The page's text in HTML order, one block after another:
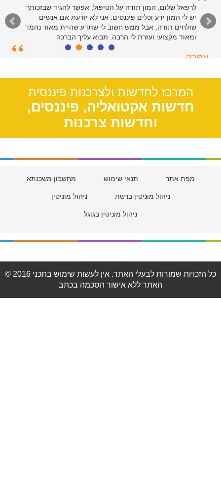
לרפאל שלום, המון תודה על הטיפול, אפשר להגיד שבזכותך
יש לי המון ידע וכלים פיננסים. אני לא יודעת אם אנשים
שולחים תודה, אבל ממש חשוב לי שתדע שהיית מאוד נחמד
ומאוד מקצועי ועזרת לי הרבה. תבוא עליך הברכה
עפרה
המרכז לחדשות ולצרכנות פיננסית
חדשות אקטואליה, פיננסים,
וחדשות צרכנות
מפת אתר תנאי שימוש מחשבון משכנתא
ניהול מוניטין ברשת ניהול מוניטין
ניהול מוניטין בגוגל
© 2016 כל הזכויות שמורות לבעלי האתר. אין לעשות שימוש בתכני
האתר ללא אישור הסכמה בכתב